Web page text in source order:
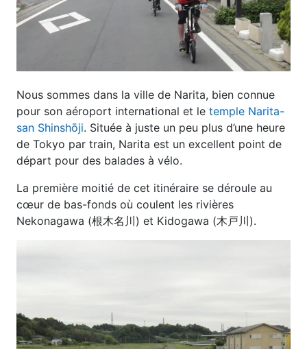
Nous sommes dans la ville de Narita, bien connue
pour son aéroport international et le temple Narita-
san Shinshōji. Située à juste un peu plus d’une heure
de Tokyo par train, Narita est un excellent point de
départ pour des balades à vélo.
La première moitié de cet itinéraire se déroule au
cœur de bas-fonds où coulent les rivières
Nekonagawa (根木名川) et Kidogawa (木戸川).